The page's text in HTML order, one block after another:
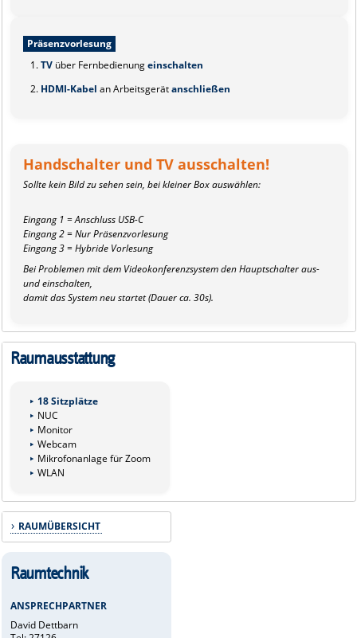
Präsenzvorlesung
TV über Fernbedienungeinschalten
HDMI-Kabel an Arbeitsgerätanschließen
Handschalter und TV ausschalten!
Sollte kein Bild zu sehen sein, bei kleiner Box auswählen:
Eingang 1 = Anschluss USB-C
Eingang 2 = Nur Präsenzvorlesung
Eingang 3 = Hybride Vorlesung
Bei Problemen mit dem Videokonferenzsystem den Hauptschalter aus-
und einschalten,
damit das System neu startet (Dauer ca. 30s).
Raumausstattung
18 Sitzplätze
NUC
Monitor
Webcam
Mikrofonanlage für Zoom
WLAN
RAUMÜBERSICHT
Raumtechnik
ANSPRECHPARTNER
David Dettbarn